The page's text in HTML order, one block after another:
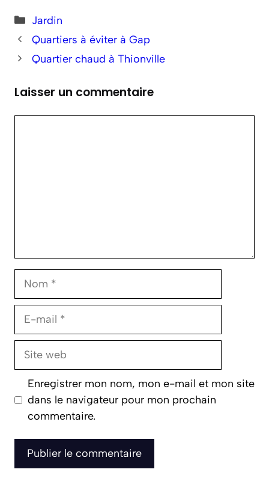
Catégories
Jardin
Quartiers à éviter à Gap
Quartier chaud à Thionville
Laisser un commentaire
Nom
E-
Site
Enregistrer mon nom, mon e-mail et mon site
dans le navigateur pour mon prochain
commentaire.